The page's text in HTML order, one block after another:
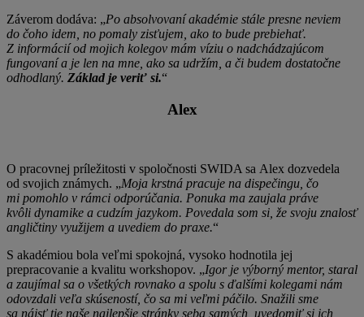
Záverom dodáva: „Po absolvovaní akadémie stále presne neviem
do čoho idem, no pomaly zisťujem, ako to bude prebiehať.
Z informácií od mojich kolegov mám víziu o nadchádzajúcom
fungovaní a je len na mne, ako sa udržím, a či budem dostatočne
odhodlaný. Základ je veriť si.“
Alex
O pracovnej príležitosti v spoločnosti SWIDA sa Alex dozvedela
od svojich známych. „Moja krstná pracuje na dispečingu, čo
mi pomohlo v rámci odporúčania. Ponuka ma zaujala práve
kvôli dynamike a cudzím jazykom. Povedala som si, že svoju znalosť
angličtiny využijem a uvediem do praxe.“
S akadémiou bola veľmi spokojná, vysoko hodnotila jej
prepracovanie a kvalitu workshopov. „Igor je výborný mentor, staral
a zaujímal sa o všetkých rovnako a spolu s ďalšími kolegami nám
odovzdali veľa skúseností, čo sa mi veľmi páčilo. Snažili sme
sa nájsť tie naše najlepšie stránky seba samých, uvedomiť si ich